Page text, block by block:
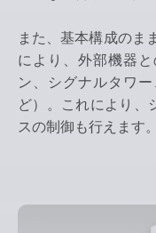
また、基本構成のま
により、外部機器
ン、シグナルタワ
ど）。これにより、
スの制御も行えます。